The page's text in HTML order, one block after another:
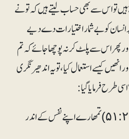
تو اس سے بھی حساب لیتے ہیں کہ تو نے
کو بے شمار اختیارات دے دیے
اس سے پلٹ کر نہ پوچھا جائے کہ تم
کیسے استعمال کیا، تو یہ اندھیر نگری
طرح فرمایا گیا:
تمھارے اپنے نفس کے اندر